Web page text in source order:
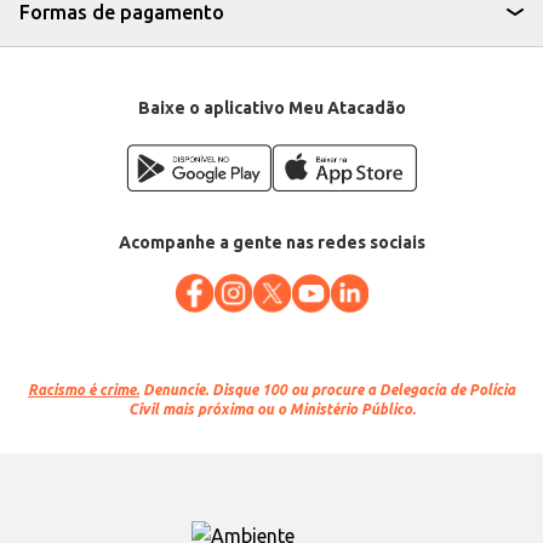
Formas de pagamento
Baixe o aplicativo Meu Atacadão
Acompanhe a gente nas redes sociais
Racismo é crime. Denuncie. Disque 100 ou procure a Delegacia de Polícia
Civil mais próxima ou o Ministério Público.